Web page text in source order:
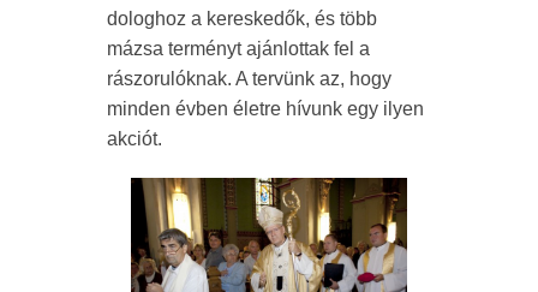
dologhoz a kereskedők, és több
mázsa terményt ajánlottak fel a
rászorulóknak. A tervünk az, hogy
minden évben életre hívunk egy ilyen
akciót.